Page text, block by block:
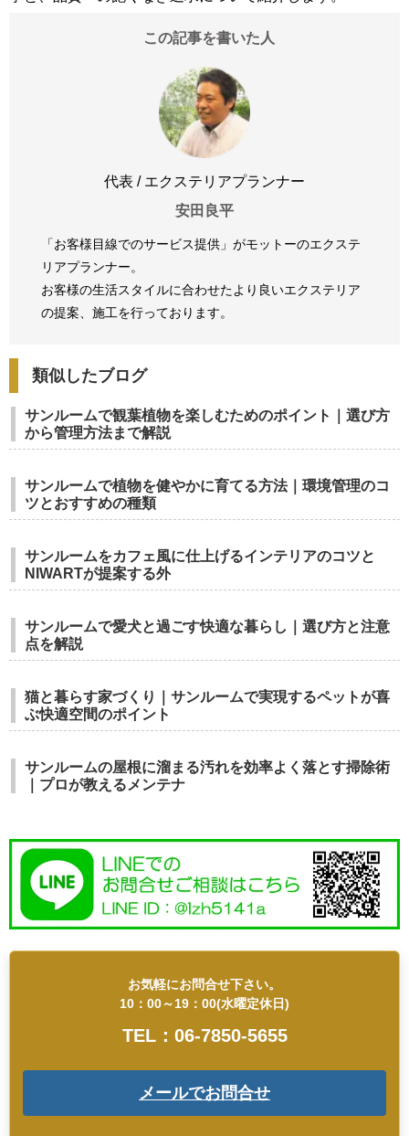
この記事を書いた人
代表 / エクステリアプランナー
安田良平
「お客様目線でのサービス提供」がモットーのエクステ
リアプランナー。
お客様の生活スタイルに合わせたより良いエクステリア
の提案、 施工を行っております。
類似したブログ
サンルームで観葉植物を楽しむためのポイント｜選び方
から管理方法まで解説
サンルームで植物を健やかに育てる方法｜環境管理のコ
ツとおすすめの種類
サンルームをカフェ風に仕上げるインテリアのコツと
NIWARTが提案する外
サンルームで愛犬と過ごす快適な暮らし｜選び方と注意
点を解説
猫と暮らす家づくり｜サンルームで実現するペットが喜
ぶ快適空間のポイント
サンルームの屋根に溜まる汚れを効率よく落とす掃除術
｜プロが教えるメンテナ
お気軽にお問合せ下さい。
10：00～19：00(水曜定休日)
TEL：06-7850-5655
メールでお問合せ